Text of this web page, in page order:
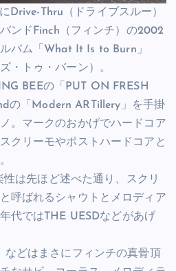
Drive-Thru（ドライブスルー）
ンドFinch（フィンチ）の2002
バム「What It Is to Burn」
・トゥ・バーン）。
BEEの「PUT ON FRESH
の「Modern ARTillery」を手掛
。マークのおかげでハードコア
クリーモやポストハードコアと
は先ほど述べた通り、スクリ
呼ばれるシャウトとメロディア
代ではTHE UESDなどがあげ
どはまさにフィンチの真骨頂